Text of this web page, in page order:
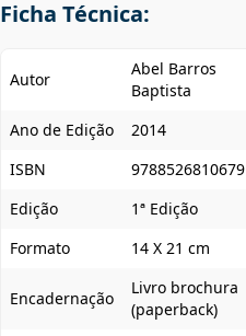
Ficha Técnica:
Autor
Abel Barros
Baptista
Ano de Edição
2014
ISBN
9788526810679
Edição
1ª Edição
Formato
14 X 21 cm
Encadernação
Livro brochura
(paperback)